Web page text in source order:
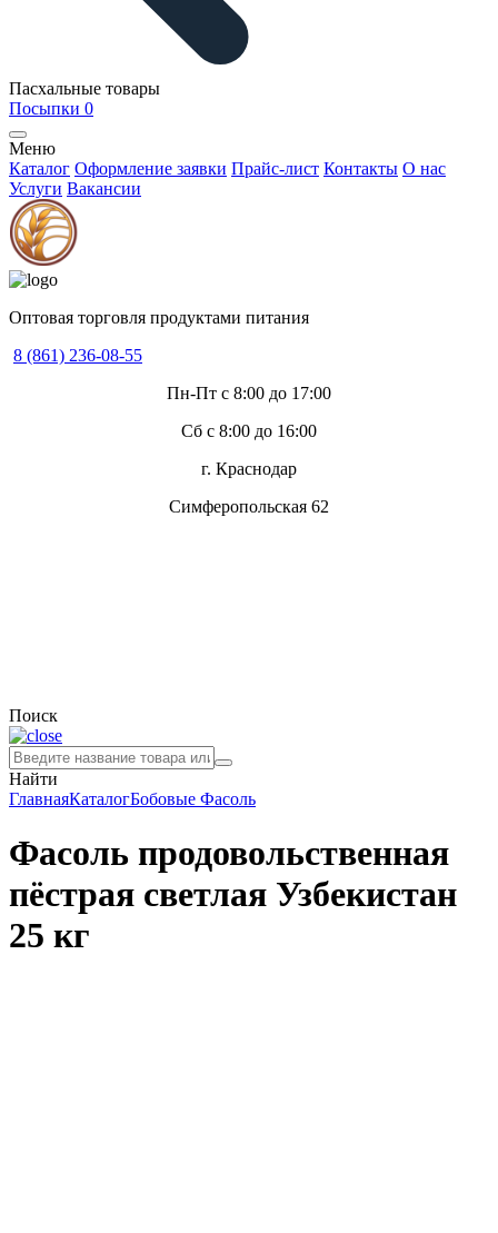
Пасхальные товары
Посыпки 0
Меню
Каталог Оформление заявки Прайс-лист Контакты О нас
Услуги Вакансии
Оптовая торговля продуктами питания
8 (861) 236-08-55
Пн-Пт с 8:00 до 17:00
Сб с 8:00 до 16:00
г. Краснодар
Симферопольская 62
Поиск
Найти
ГлавнаяКаталогБобовые Фасоль
Фасоль продовольственная
пёстрая светлая Узбекистан
25 кг